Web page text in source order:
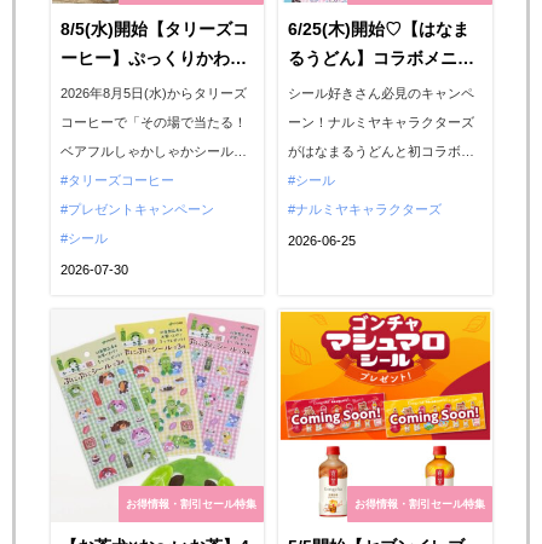
8/5(水)開始【タリーズコ
ーヒー】ぷっくりかわい
い「ベアフルしゃかしゃ
かシール」が抽選でもら
える♡お得なキャンペー
ン始まるよ〜！
2026年8月5日(水)からタリーズ
コーヒーで「その場で当たる！
ベアフルしゃかしゃかシールプ
レゼントキャンペーン」がスタ
ートします。対象商品（バニラ
アフォガート シェイクール
（FROZEN））を購入のレシー
フルしゃかしゃかシール」をそ
の場でプレゼント！タリーズコ
ーヒーでしか手に入らない限定
ア...
タリーズコーヒー
プレゼントキャンペーン
シール
2026-07-30
6/25(木)開始♡【はなま
るうどん】コラボメニュ
ー注文で「ナルミヤキャ
ラクターズ」ぷっくりシ
ールが先着でもらえるよ
♡
シール好きさん必見のキャンペ
ーン！ナルミヤキャラクターズ
がはなまるうどんと初コラボ！
2026年6月25日(木)から、全国の
はなまるうどんでナルミヤキャ
ラクターズとのコラボキャンペ
限定シール付きコラボメニュー
などを写真付きでご紹介しま
シール
ナルミヤキャラクターズ
2026-06-25
お得情報・割引セール特集 お得情報・割引セール特集